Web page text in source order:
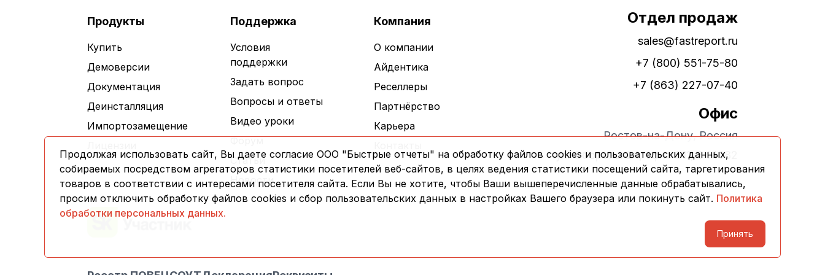
Отдел продаж
sales@fastreport.ru
+7 (800) 551-75-80
+7 (863) 227-07-40
Офис
Ростов-на-Дону, Россия
ул. Обороны 24, офис 311, 344082
Продукты
Купить
Демоверсии
Документация
Деинсталляция
Импортозамещение
Поддержка
Условия
поддержки
Задать вопрос
Вопросы и ответы
Видео уроки
Форум
Статьи
Новости
Компания
О компании
Айдентика
Реселлеры
Партнёрство
Карьера
Продолжая использовать сайт, Вы даете согласие ООО "Быстрые отчеты" на обработку файлов cookies и пользовательских данных,
собираемых посредством агрегаторов статистики посетителей веб-сайтов, в целях ведения статистики посещений сайта, таргетирования
товаров в соответствии с интересами посетителя сайта. Если Вы не хотите, чтобы Ваши вышеперечисленные данные обрабатывались,
просим отключить обработку файлов cookies и сбор пользовательских данных в настройках Вашего браузера или покинуть сайт. Политика
обработки персональных данных.
Принять